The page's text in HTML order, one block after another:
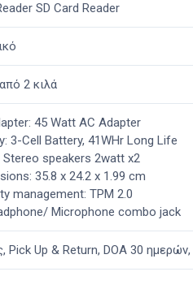
SD Card Reader
2 κιλά
45 Watt AC Adapter
3-Cell Battery, 41WHr Long Life
Stereo speakers 2watt x2
35.8 x 24.2 x 1.99 cm
management: TPM 2.0
Microphone combo jack
Pick Up & Return, DOA 30